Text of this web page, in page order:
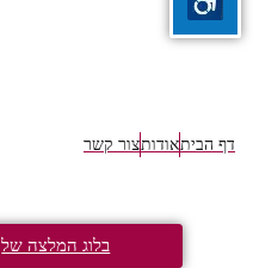
דף הביתאודותצור קשר
בלוג המלצה של